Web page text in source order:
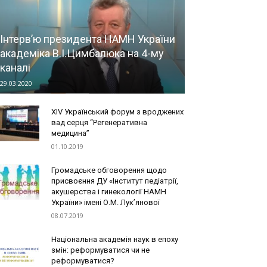
Інтерв’ю президента НАМН України
академіка В.І.Цимбалюка на 4-му
каналі
29.03.2020
XIV Український форум з вроджених
вад серця “Регенеративна
медицина”
01.10.2019
Громадське обговорення щодо
присвоєння ДУ «Інститут педіатрії,
акушерства і гинекології НАМН
України» імені О.М. Лук’янової
08.07.2019
Національна академія наук в епоху
змін: реформуватися чи не
реформуватися?